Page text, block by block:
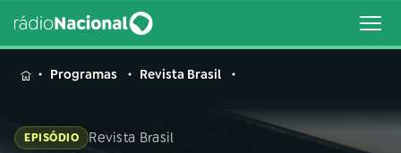
MENUProgramas Revista Brasil
EPISÓDIO Revista Brasil